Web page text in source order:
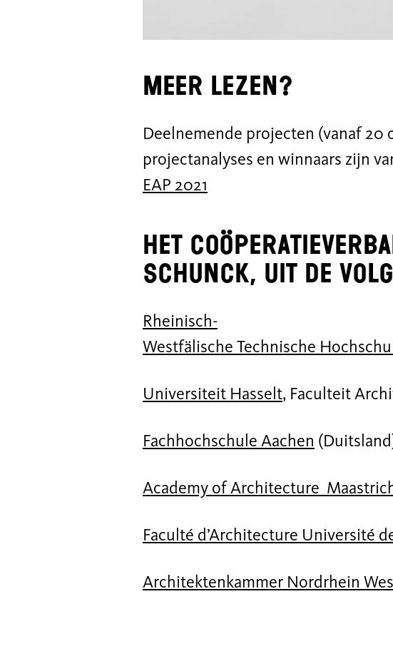
Meer lezen?
Deelnemende projecten (vanaf 20
projectanalyses en winnaars zijn
EAP 2021
Het
SCHUNCK, uit de
Rheinisch-
Westfälische Technische
Universiteit Hasselt, Faculteit
Fachhochschule Aachen
Academy of Architecture
Faculté d’Architecture Université
Architektenkammer Nordrhein